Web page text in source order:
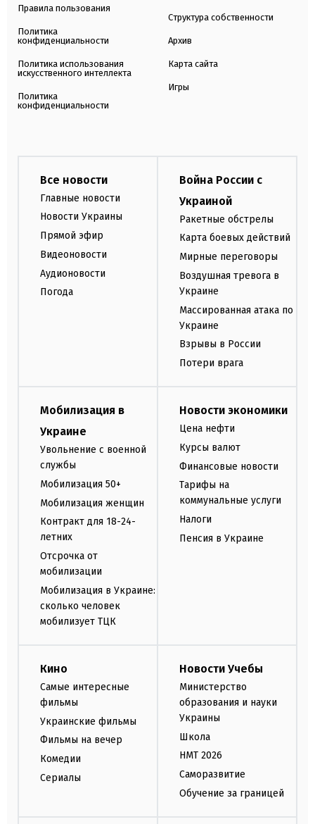
Правила пользования
Политика
конфиденциальности
Политика использования
искусственного интеллекта
Политика
конфиденциальности
Структура собственности
Архив
Карта сайта
Игры
Все новости
Главные новости
Новости Украины
Прямой эфир
Видеоновости
Аудионовости
Погода
Война России с
Украиной
Ракетные обстрелы
Карта боевых действий
Мирные переговоры
Воздушная тревога в
Украине
Массированная атака по
Украине
Взрывы в России
Потери врага
Мобилизация в
Украине
Увольнение с военной
службы
Мобилизация 50+
Мобилизация женщин
Контракт для 18-24-
летних
Отсрочка от
мобилизации
Мобилизация в Украине:
сколько человек
мобилизует ТЦК
Новости экономики
Цена нефти
Курсы валют
Финансовые новости
Тарифы на
коммунальные услуги
Налоги
Пенсия в Украине
Кино
Самые интересные
фильмы
Украинские фильмы
Фильмы на вечер
Комедии
Сериалы
Новости Учебы
Министерство
образования и науки
Украины
Школа
НМТ 2026
Саморазвитие
Обучение за границей